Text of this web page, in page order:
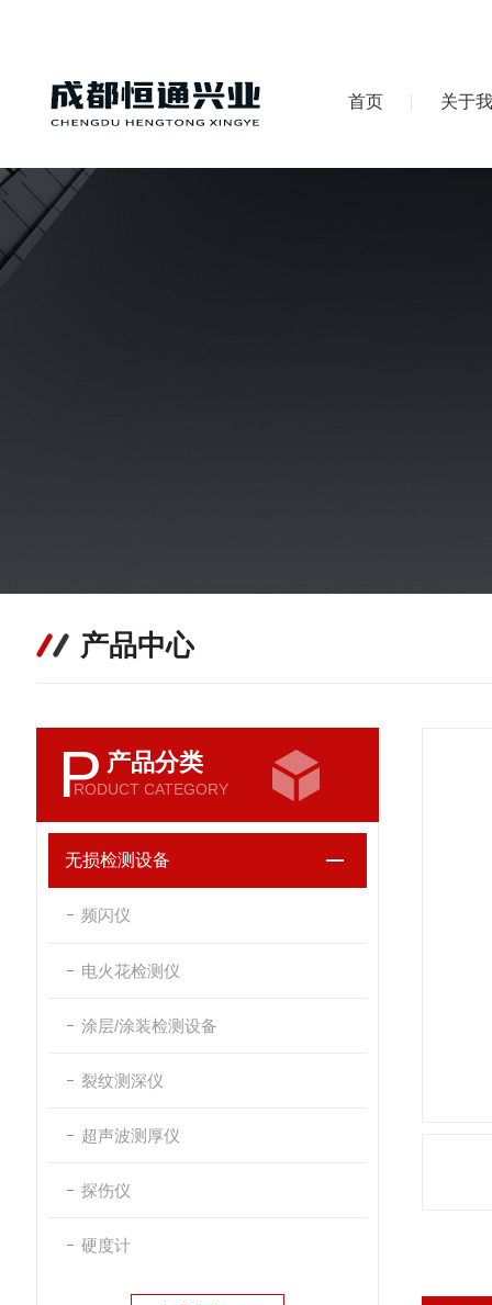
首页 关于
产品中心
P 产品分类
RODUCT CATEGORY
无损检测设备
频闪仪
电火花检测仪
涂层/涂装检测设备
裂纹测深仪
超声波测厚仪
探伤仪
硬度计